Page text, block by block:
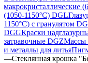
макрокристаллические
(1050-1150°С) DGL
1150°С) с гранулятом
DGGКраски
затравочные DGZМассы
и металлы для литья
—Стеклянная крошка